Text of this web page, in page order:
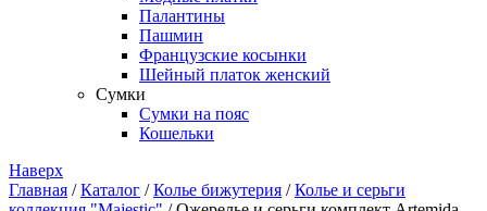
Палантины
Пашмин
Французские косынки
Шейный платок женский
Сумки
Сумки на пояс
Кошельки
Наверх
Главная /Каталог /Колье бижутерия /Колье и серьги